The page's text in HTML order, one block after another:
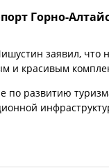
Горно-
заявил, что
и красивым
развитию